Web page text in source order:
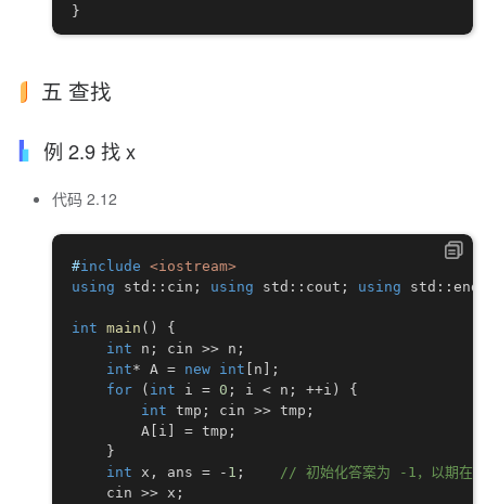
}
五 查找
例 2.9 找 x
代码 2.12
#include <iostream>
using std :: cin ; using std :: cout ; using std ::
int main ( )
{
int n ; cin >> n ;
int* A = new int n
;
for
( int i = 0 ; i < n ; ++i )
{
int tmp ; cin >> tmp ;
        A
i = tmp ;
}
int x , ans = - 1 ;
// 初始化答案为 -1，以期在
    cin
>> x ;